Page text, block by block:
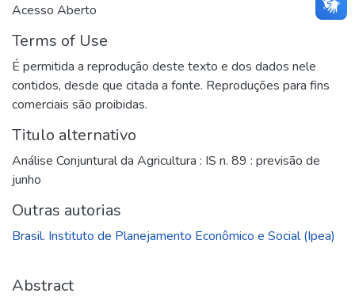
Acesso Aberto
Terms of Use
É permitida a reprodução deste texto e dos dados nele
contidos, desde que citada a fonte. Reproduções para fins
comerciais são proibidas.
Titulo alternativo
Análise Conjuntural da Agricultura : IS n. 89 : previsão de
junho
Outras autorias
Brasil. Instituto de Planejamento Econômico e Social (Ipea)
Abstract